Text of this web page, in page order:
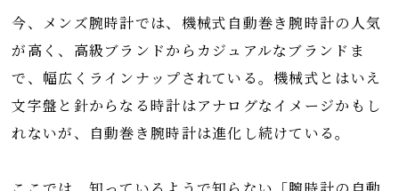
今、メンズ腕時計では、機械式自動巻き腕時計の人気
が高く、高級ブランドからカジュアルなブランドま
で、幅広くラインナップされている。機械式とはいえ
文字盤と針からなる時計はアナログなイメージかもし
れないが、自動巻き腕時計は進化し続けている。